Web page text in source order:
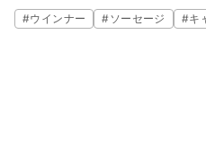
ので、ぜひお試しくださいね。
#ウインナー #ソーセージ #キ